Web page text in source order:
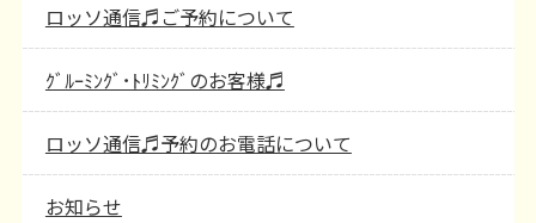
ロッソ通信♬ご予約について
ｸﾞﾙｰﾐﾝｸﾞ･ﾄﾘﾐﾝｸﾞのお客様♬
ロッソ通信♬予約のお電話について
お知らせ